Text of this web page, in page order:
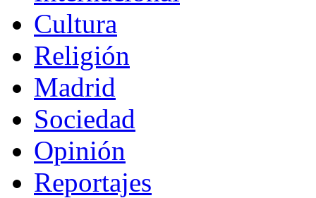
Cultura
Religión
Madrid
Sociedad
Opinión
Reportajes